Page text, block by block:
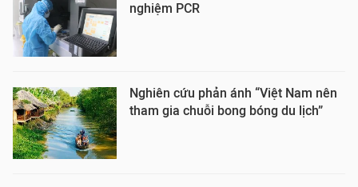
nghiệm PCR
Nghiên cứu phản ánh “Việt Nam nên
tham gia chuỗi bong bóng du lịch”